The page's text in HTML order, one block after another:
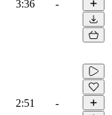
3:36 -
2:51 -